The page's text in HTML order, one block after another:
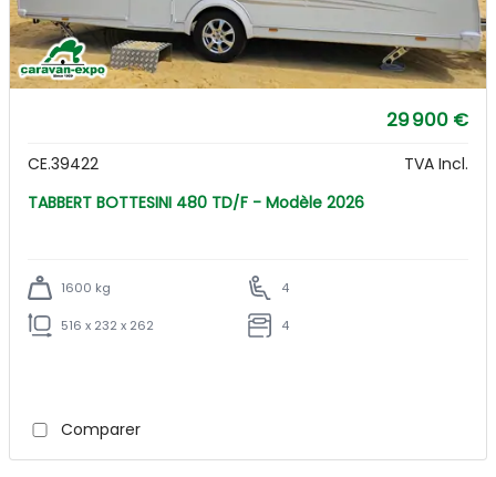
29 900 €
CE.39422
TVA Incl.
TABBERT BOTTESINI 480 TD/F - Modèle 2026
1600 kg 4
516 x 232 x 262 4
Comparer